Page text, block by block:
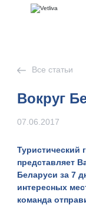
Все статьи
Вокруг
07.06.2017
Туристический
представляет
Беларуси за 7
интересных
команда